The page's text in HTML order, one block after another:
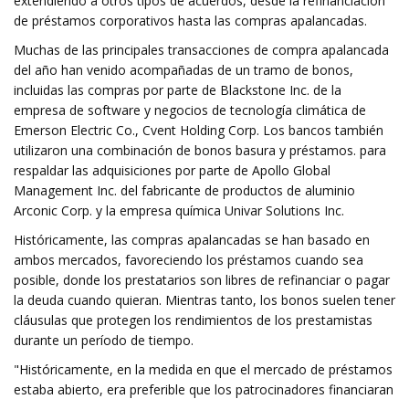
de préstamos corporativos hasta las compras apalancadas.
Muchas de las principales transacciones de compra apalancada
del año han venido acompañadas de un tramo de bonos,
incluidas las compras por parte de Blackstone Inc. de la
empresa de software y negocios de tecnología climática de
Emerson Electric Co., Cvent Holding Corp. Los bancos también
utilizaron una combinación de bonos basura y préstamos. para
respaldar las adquisiciones por parte de Apollo Global
Management Inc. del fabricante de productos de aluminio
Arconic Corp. y la empresa química Univar Solutions Inc.
Históricamente, las compras apalancadas se han basado en
ambos mercados, favoreciendo los préstamos cuando sea
posible, donde los prestatarios son libres de refinanciar o pagar
la deuda cuando quieran. Mientras tanto, los bonos suelen tener
cláusulas que protegen los rendimientos de los prestamistas
durante un período de tiempo.
"Históricamente, en la medida en que el mercado de préstamos
estaba abierto, era preferible que los patrocinadores financiaran